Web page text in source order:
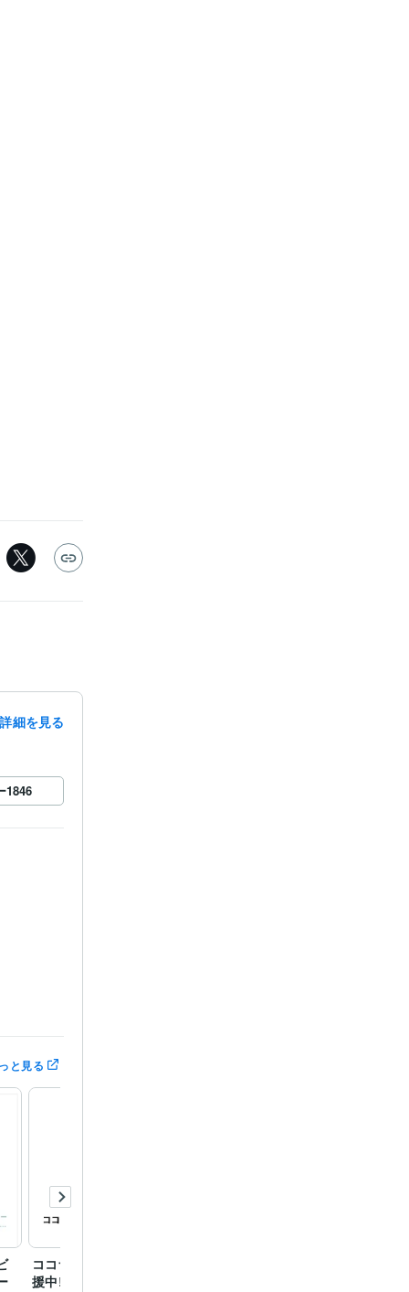
細を見る
1846
にはお返
せの上、
のでご注
ステムに
。事前に
待機」する
ポイントプ
と見る
ココナラカウンセラー応
援中‼︎